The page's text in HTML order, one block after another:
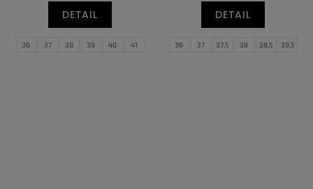
DETAIL
36 37 38 39 40
41
DETAIL
36 37 37,5 38 38,5
39,5